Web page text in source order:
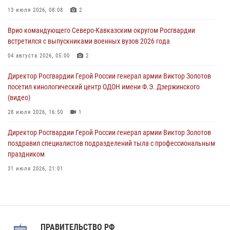
ОМОН «Ойрат» Управления Росгвардии по Республике Калмыкия
08 августа 2026, 07:00
В Москве росгвардейцы оказали помощь медикам и девушке с
08 августа 2026, 06:32 1
13 июля 2026, 08:08 2
Врио командующего Северо-Кавказским округом Росгвардии
встретился с выпускниками военных вузов 2026 года
04 августа 2026, 05:00 2
Директор Росгвардии Герой России генерал армии Виктор Золотов
посетил кинологический центр ОДОН имени Ф.Э. Дзержинского
(видео)
28 июля 2026, 16:50 1
Директор Росгвардии Герой России генерал армии Виктор Золотов
поздравил специалистов подразделений тыла с профессиональным
праздником
31 июля 2026, 21:01
ПРАВИТЕЛЬСТВО РФ